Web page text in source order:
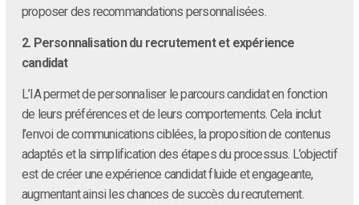
proposer des recommandations personnalisées.
2. Personnalisation du recrutement et expérience
candidat
L’IA permet de personnaliser le parcours candidat en fonction
de leurs préférences et de leurs comportements. Cela inclut
l’envoi de communications ciblées, la proposition de contenus
adaptés et la simplification des étapes du processus. L’objectif
est de créer une expérience candidat fluide et engageante,
augmentant ainsi les chances de succès du recrutement.